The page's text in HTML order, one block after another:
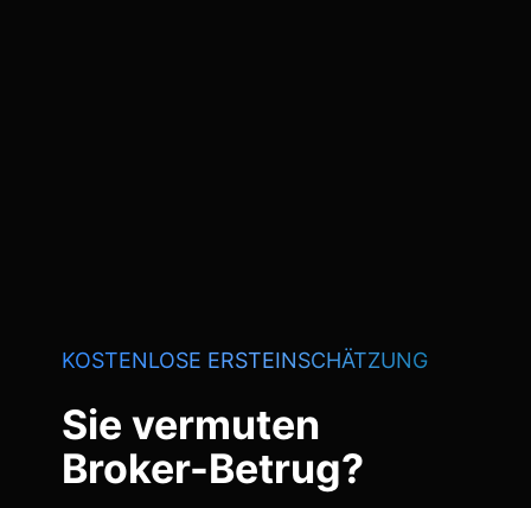
KOSTENLOSE ERSTEINSCHÄTZUNG
Sie vermuten
Broker-Betrug?